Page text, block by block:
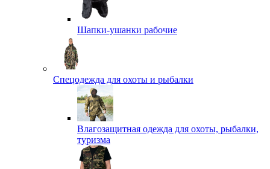
Шапки-ушанки рабочие
Спецодежда для охоты и рыбалки
Влагозащитная одежда для охоты, рыбалки,
туризма